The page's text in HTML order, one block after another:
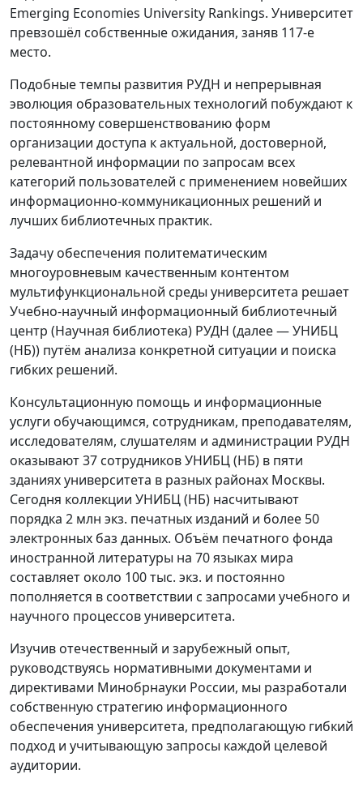
Emerging Economies University Rankings. Университет
превзошёл собственные ожидания, заняв 117-е
место.
Подобные темпы развития РУДН и непрерывная
эволюция образовательных технологий побуждают к
постоянному совершенствованию форм
организации доступа к актуальной, достоверной,
релевантной информации по запросам всех
категорий пользователей с применением новейших
информационно-коммуникационных решений и
лучших библиотечных практик.
Задачу обеспечения политематическим
многоуровневым качественным контентом
мультифункциональной среды университета решает
Учебно-научный информационный библиотечный
центр (Научная библиотека) РУДН (далее — УНИБЦ
(НБ)) путём анализа конкретной ситуации и поиска
гибких решений.
Консультационную помощь и информационные
услуги обучающимся, сотрудникам, преподавателям,
исследователям, слушателям и администрации РУДН
оказывают 37 сотрудников УНИБЦ (НБ) в пяти
зданиях университета в разных районах Москвы.
Сегодня коллекции УНИБЦ (НБ) насчитывают
порядка 2 млн экз. печатных изданий и более 50
электронных баз данных. Объём печатного фонда
иностранной литературы на 70 языках мира
составляет около 100 тыс. экз. и постоянно
пополняется в соответствии с запросами учебного и
научного процессов университета.
Изучив отечественный и зарубежный опыт,
руководствуясь нормативными документами и
директивами Минобрнауки России, мы разработали
собственную стратегию информационного
обеспечения университета, предполагающую гибкий
подход и учитывающую запросы каждой целевой
аудитории.